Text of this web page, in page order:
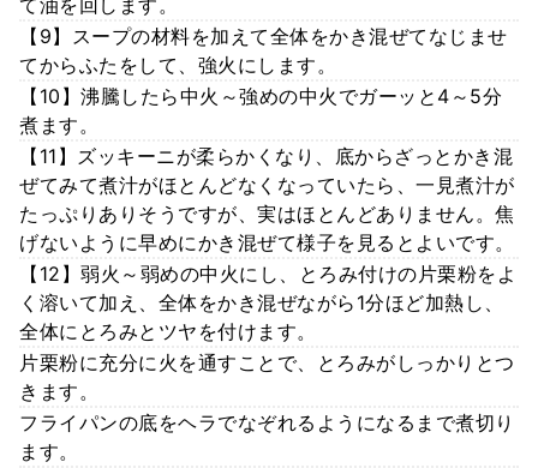
【9】スープの材料を加えて全体をかき混ぜてなじませ
てからふたをして、強火にします。
【10】沸騰したら中火～強めの中火でガーッと4～5分
煮ます。
【11】ズッキーニが柔らかくなり、底からざっとかき混
ぜてみて煮汁がほとんどなくなっていたら、一見煮汁が
たっぷりありそうですが、実はほとんどありません。焦
げないように早めにかき混ぜて様子を見るとよいです。
【12】弱火～弱めの中火にし、とろみ付けの片栗粉をよ
く溶いて加え、全体をかき混ぜながら1分ほど加熱し、
全体にとろみとツヤを付けます。
片栗粉に充分に火を通すことで、とろみがしっかりとつ
きます。
フライパンの底をヘラでなぞれるようになるまで煮切り
ます。